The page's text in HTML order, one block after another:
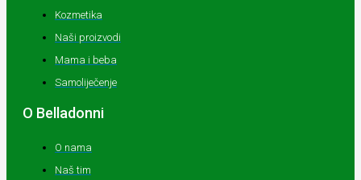
Kozmetika
Naši proizvodi
Mama i beba
Samoliječenje
O Belladonni
O nama
Naš tim